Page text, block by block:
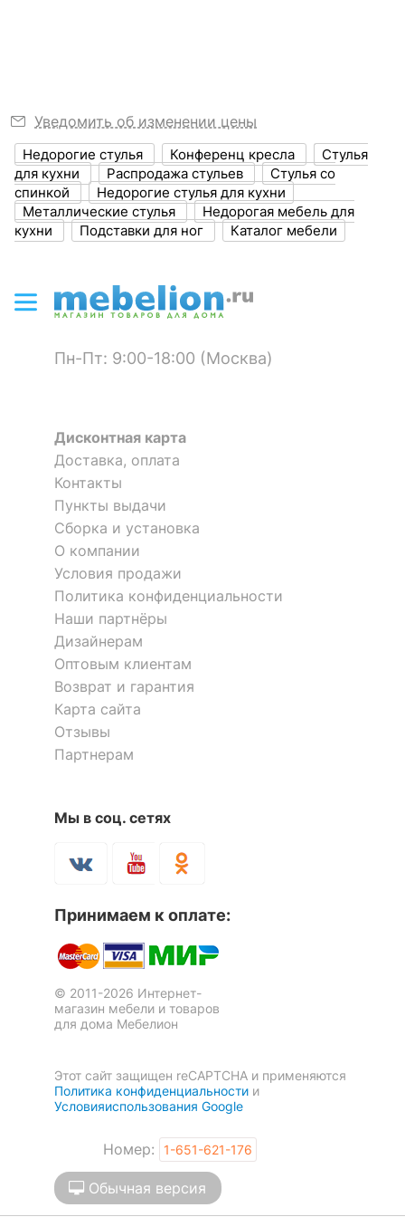
Цвет обивки ? аквамарин
Цвет корпуса ? капучино
Материал обивки ? микровелюр
Материал корпуса ? металл
обивки
корпуса
Рекомендуемые
помещения
Максимальная
нагрузка, кг
Масса брутто, кг
Уведомить об изменении цены
Недорогие стулья Конференц кресла
Стулья
для кухни
Распродажа стульев
Стулья со
спинкой
Недорогие стулья для кухни
Металлические стулья
Недорогая мебель для
кухни
Подставки для ног Каталог мебели
Пн-Пт: 9:00-18:00 (Москва)
Дисконтная карта
Доставка, оплата
Контакты
Пункты выдачи
Сборка и установка
О компании
Условия продажи
Политика конфиденциальности
Наши партнёры
Дизайнерам
Оптовым клиентам
Возврат и гарантия
Карта сайта
Отзывы
Партнерам
Мы в соц. сетях
Принимаем к оплате:
© 2011-2026 Интернет-
магазин мебели и товаров
для дома Мебелион
Этот сайт защищен reCAPTCHA и применяются
Политика конфиденциальности и
Условияиспользования Google
Номер: 1-651-621-176
Обычная версия